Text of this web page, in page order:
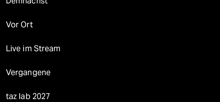
Vor Ort
Live im Stream
Vergangene
taz lab 2027